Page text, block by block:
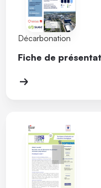
Décarbonation
Fiche de